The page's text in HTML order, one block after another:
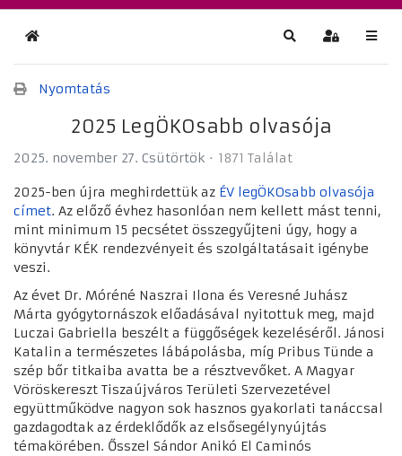
Kezdőlap Keresés
Nyomtatás
2025 LegÖKOsabb olvasója
2025. november 27. Csütörtök 1871 Találat
2025-ben újra meghirdettük az ÉV legÖKOsabb olvasója
címet. Az előző évhez hasonlóan nem kellett mást tenni,
mint minimum 15 pecsétet összegyűjteni úgy, hogy a
könyvtár KÉK rendezvényeit és szolgáltatásait igénybe
veszi.
Az évet Dr. Móréné Naszrai Ilona és Veresné Juhász
Márta gyógytornászok előadásával nyitottuk meg, majd
Luczai Gabriella beszélt a függőségek kezeléséről. Jánosi
Katalin a természetes lábápolásba, míg Pribus Tünde a
szép bőr titkaiba avatta be a résztvevőket. A Magyar
Vöröskereszt Tiszaújváros Területi Szervezetével
együttműködve nagyon sok hasznos gyakorlati tanáccsal
gazdagodtak az érdeklődők az elsősegélynyújtás
témakörében. Ősszel Sándor Anikó El Caminós